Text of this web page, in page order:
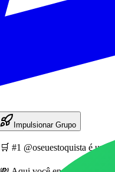
Impulsionar Grupo
#1 @oseuestoquista éum